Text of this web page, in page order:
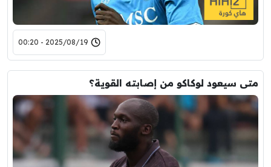
2025/08/19 - 00:20
متى سيعود لوكاكو من إصابته القوية؟